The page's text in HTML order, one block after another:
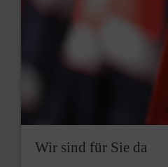
Wir sind für Sie da